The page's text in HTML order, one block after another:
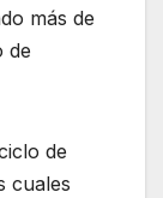
más de
de
de
cuales